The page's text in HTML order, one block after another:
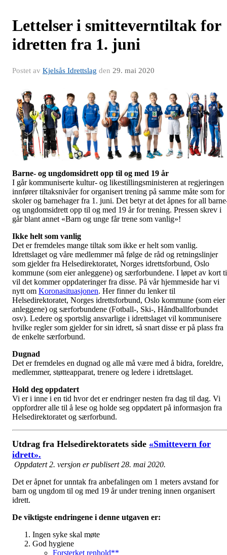
Lettelser i smitteverntiltak for
idretten fra 1. juni
Postet av Kjelsås Idrettslag den 29. mai 2020
Barne- og ungdomsidrett opp til og med 19 år
I går kommuniserte kultur- og likestillingsministeren at regjeringen
innfører tiltaksnivåer for organisert trening på samme måte som for
skoler og barnehager fra 1. juni. Det betyr at det åpnes for all
og ungdomsidrett opp til og med 19 år for trening. Pressen skrev i
går blant annet «Barn og unge får trene som vanlig»!
Ikke helt som vanlig
Det er fremdeles mange tiltak som ikke er helt som vanlig.
Idrettslaget og våre medlemmer må følge de råd og retningslinjer
som gjelder fra Helsedirektoratet, Norges idrettsforbund, Oslo
kommune (som eier anleggene) og særforbundene. I løpet av kort
vil det kommer oppdateringer fra disse. På vår hjemmeside har vi
nytt om Koronasituasjonen. Her finner du lenker til
Helsedirektoratet, Norges idrettsforbund, Oslo kommune (som eier
anleggene) og særforbundene (Fotball-, Ski-, Håndballforbundet
osv). Ledere og sportslig ansvarlige i idrettslaget vil kommunisere
hvilke regler som gjelder for sin idrett, så snart disse er på plass fra
de enkelte særforbund.
Dugnad
Det er fremdeles en dugnad og alle må være med å bidra, foreldre,
medlemmer, støtteapparat, trenere og ledere i idrettslaget.
Hold deg oppdatert
Vi er i inne i en tid hvor det er endringer nesten fra dag til dag. Vi
oppfordrer alle til å lese og holde seg oppdatert på informasjon fra
Helsedirektoratet og særforbund.
Utdrag fra Helsedirektoratets side «Smittevern for
idrett».
Oppdatert 2. versjon er publisert 28. mai 2020.
Det er åpnet for unntak fra anbefalingen om 1 meters avstand for
barn og ungdom til og med 19 år under trening innen organisert
idrett.
De viktigste endringene i denne utgaven er:
Ingen syke skal møte
God hygiene
Forsterket renhold**